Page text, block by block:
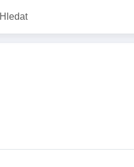
Hledat